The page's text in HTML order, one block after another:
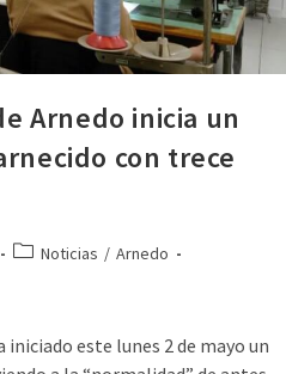
Arnedo inicia un
con trece
Noticias / Arnedo
este lunes 2 de mayo un